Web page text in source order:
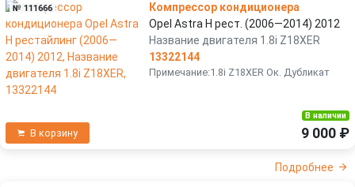
№ 111666
Компрессор кондиционера
Opel Astra H рест. (2006—2014) 2012
Название двигателя 1.8i Z18XER
13322144
Примечание:1.8i Z18XER Ок. Дубликат
В корзину
В наличии
9 000 ₽
Подробнее